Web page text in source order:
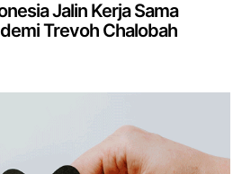
Jalin Kerja Sama
Trevoh Chalobah